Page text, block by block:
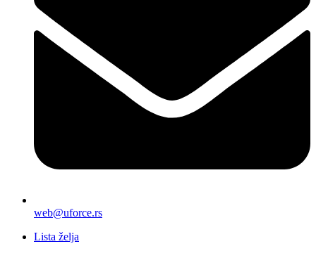
web@uforce.rs
Lista želja